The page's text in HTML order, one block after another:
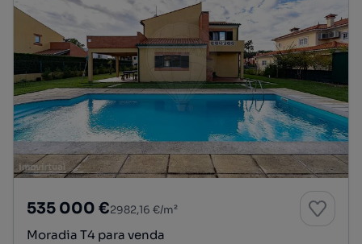
535 000 €2982,16 €/m²
Moradia T4 para venda